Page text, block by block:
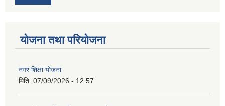
योजना तथा परियोजना
नगर शिक्षा योजना
मिति: 07/09/2026 - 12:57